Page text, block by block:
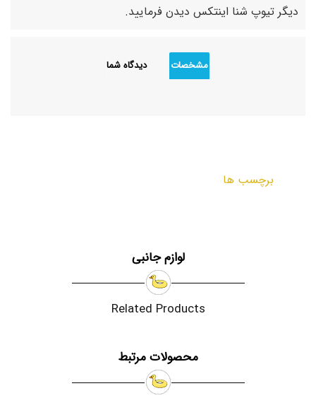
دیگر تیوپ شنا اینتکس دیدن فرمایید.
مشخصات دیدگاه شما
برچسب ها
لوازم جانبی
Related Products
محصولات مرتبط